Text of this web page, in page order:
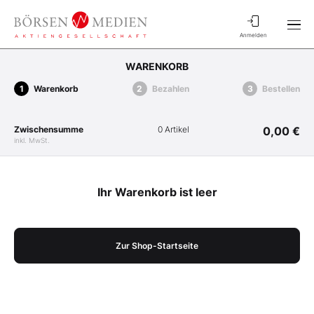
Anmelden
WARENKORB
Warenkorb Bezahlen Bestellen
Zwischensumme
inkl. MwSt.
0 Artikel 0,00 €
Ihr Warenkorb ist leer
Zur Shop-Startseite